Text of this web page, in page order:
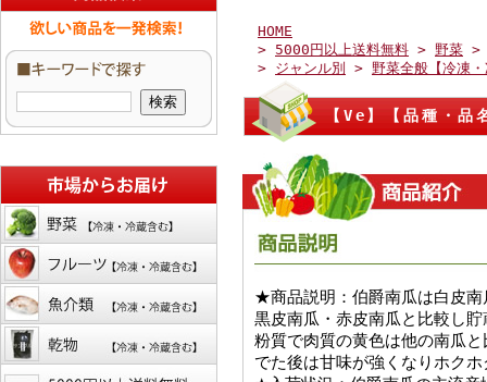
HOME
> 5000円以上送料無料 > 野菜
> ジャンル別 > 野菜全般【冷凍
【Ve】【品種・